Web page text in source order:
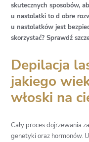
skutecznych sposobów,
u nastolatki to d obre
u nastolatków jest
skorzystać? Sprawdź
Depilacja
jakiego
włoski na
Cały proces dojrzewania
genetyki oraz hormonów.